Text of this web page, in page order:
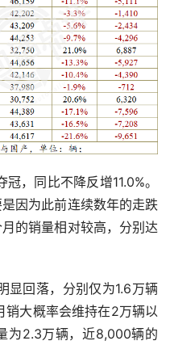
，同比不降反增11.0%。
因为此前连续数年的走跌
的销量相对较高，分别达
显回落，分别仅为1.6万辆
销大概率会维持在2万辆以
为2.3万辆，近8,000辆的